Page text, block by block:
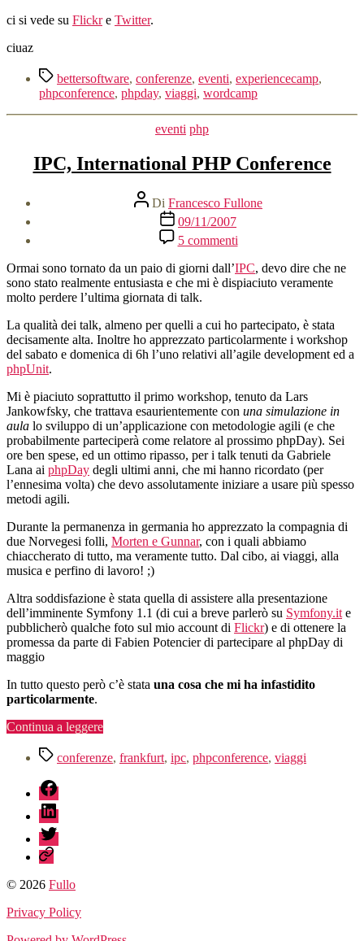
ci si vede su Flickre Twitter.
ciuaz
Tagbettersoftware, conferenze, eventi, experiencecamp,
phpconference, phpday, viaggi, wordcamp
Categorie
eventi php
IPC, International PHP Conference
Autore
articolo
Di Francesco Fullone
Data
dell'articolo
09/11/2007
5 commentisu
IPC,
International
PHP
Conference
Ormai sono tornato da un paio di giorni dall’IPC, devo dire che ne
sono stato realmente entusiasta e che mi è dispiaciuto veramente
molto perdere l’ultima giornata di talk.
La qualità dei talk, almeno per quelli a cui ho partecipato, è stata
decisamente alta. Inoltre ho apprezzato particolarmente i workshop
del sabato e domenica di 6h l’uno relativi all’agile development ed a
phpUnit.
Mi è piaciuto soprattutto il primo workshop, tenuto da Lars
Jankowfsky, che trattava esaurientemente con una simulazione in
aula lo sviluppo di un’applicazione con metodologie agili (e che
probabilmente parteciperà come relatore al prossimo phpDay). Sei
ore ben spese, ed un ottimo ripasso, per i talk tenuti da Gabriele
Lana ai phpDay degli ultimi anni, che mi hanno ricordato (per
l’ennesima volta) che devo assolutamente iniziare a usare più spesso
metodi agili.
Durante la permanenza in germania ho apprezzato la compagnia di
due Norvegesi folli, Morten e Gunnar, con i quali abbiamo
chiaccherato di tutto, ma veramente tutto. Dal cibo, ai viaggi, alla
musica e perfino di lavoro! ;)
Altra soddisfazione è stata quella di assistere alla presentazione
dell’imminente Symfony 1.1 (di cui a breve parlerò su Symfony.it e
pubblicherò qualche foto sul mio account di Flickr) e di ottenere la
promessa da parte di Fabien Potencier di partecipare al phpDay di
maggio
In tutto questo però c’è stata una cosa che mi ha infastidito
particolarmente.
Continua a leggere“IPC,
PHP
Tag conferenze, frankfurt, ipc, phpconference, viaggi
fb
linkedin
twitter
sessionize
© 2026 Fullo
Privacy Policy